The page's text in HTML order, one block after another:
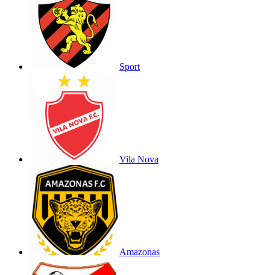
Sport
Vila Nova
Amazonas